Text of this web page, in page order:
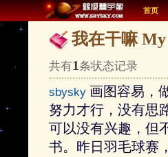
首页
我在干嘛 My
共有1条状态记录
sbysky 画图容易，
努力才行，没有思
可以没有兴趣，但
书。昨日羽毛球赛